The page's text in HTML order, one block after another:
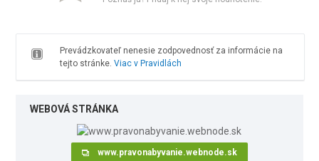
Prevádzkovateľ nenesie zodpovednosť za informácie na
tejto stránke. Viac v Pravidlách
WEBOVÁ STRÁNKA
www.pravonabyvanie.webnode.sk